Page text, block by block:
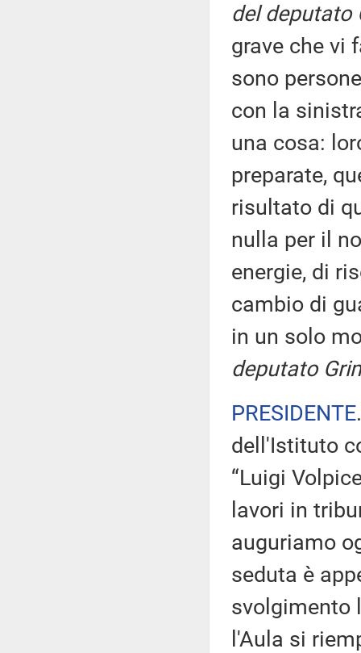
del deputato
grave che vi
sono
con la
una cosa:
preparate,
risultato di
nulla per il
energie, di
cambio di
in un solo
deputato
PRESIDENTE
dell'Istituto
“Luigi
lavori in
auguriamo
seduta è
svolgimento
l'Aula si